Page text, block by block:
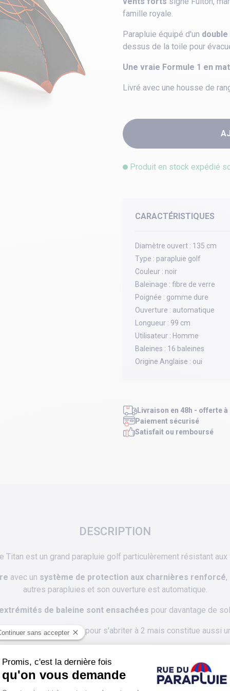
famille royale.
Parapluie équipé d'un
dessus de la toile pour
Une vraie Formule 1 en
Livré avec une housse de
Produit en stock expédié
CARACTÉRISTIQUES
Diamètre ouvert : 135 cm
Type : parapluie golf
Couleur : noir
Baleinage : fibre de verre
Poignée : gomme dure
Ouverture : automatique
Longueur : 99 cm
Utilisateur : Homme
Baleines : 16 baleines
Origine Anglaise : oui
Livraison en 48h - offerte à
Paiement sécurisé
Satisfait ou remboursé
DESCRIPTION
Titan est un grand parapluie golf particulèrement résistant
avec un système de protection aux charnières renforcé
autres parapluies et son ouverture est automatique.
de baleine sont ensachées pour davantage de
généreux pour s'abriter à 2 mais constitue aussi
parapluie golf noir de marque anglaise qui porte bien son